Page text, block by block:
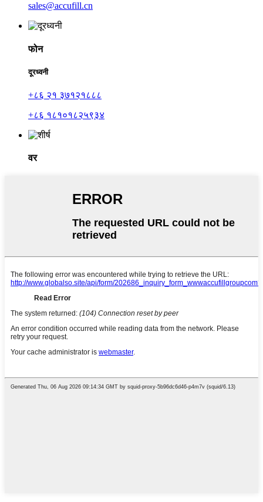
sales@accufill.cn
फोन
दूरध्वनी
+८६ २१ ३७१२१८८८
+८६ १८१०१८२५९३४
वर